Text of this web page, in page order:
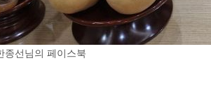
종선님의 페이스북